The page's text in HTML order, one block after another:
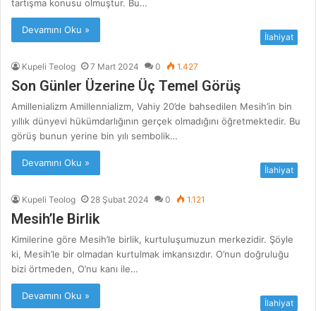
tartışma konusu olmuştur. Bu…
Devamını Oku »
İlahiyat
Kupeli Teolog 7 Mart 2024 0 1.427
Son Günler Üzerine Üç Temel Görüş
Amillenializm Amillennializm, Vahiy 20’de bahsedilen Mesih’in bin
yıllık dünyevi hükümdarlığının gerçek olmadığını öğretmektedir. Bu
görüş bunun yerine bin yılı sembolik…
Devamını Oku »
İlahiyat
Kupeli Teolog 28 Şubat 2024 0 1.121
Mesih’le Birlik
Kimilerine göre Mesih’le birlik, kurtuluşumuzun merkezidir. Şöyle
ki, Mesih’le bir olmadan kurtulmak imkansızdır. O’nun doğruluğu
bizi örtmeden, O’nu kanı ile…
Devamını Oku »
İlahiyat